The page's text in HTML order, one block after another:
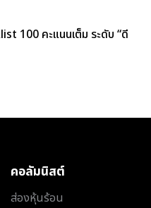
100 คะแนนเต็ม ระดับ “ดี
คอลัมนิสต์
ส่องหุ้นร้อน